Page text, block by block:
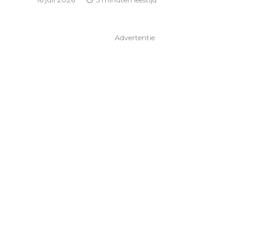
Advertentie